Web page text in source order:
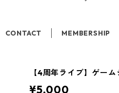
CONTACT MEMBERSHIP
【4周年ライブ】ゲー
¥5,000